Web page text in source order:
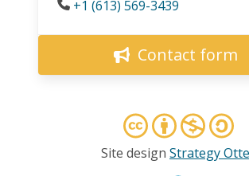
Phone
+1 (613) 569-3439
Contact form
Site design Strategy